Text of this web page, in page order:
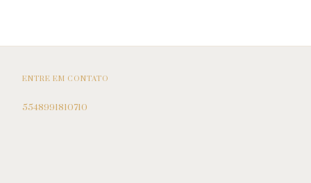
ENTRE EM CONTATO
5548991810710